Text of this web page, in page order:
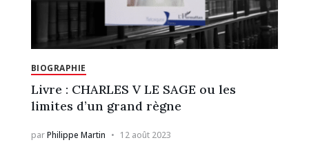
BIOGRAPHIE
Livre : CHARLES V LE SAGE ou les
limites d’un grand règne
parPhilippe Martin 12 août 2023